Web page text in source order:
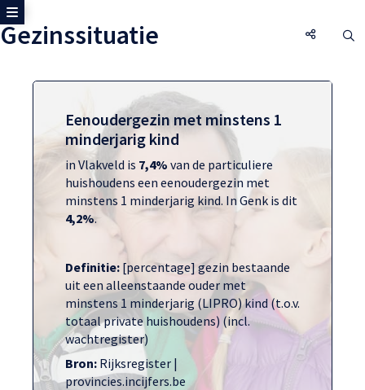
Gezinssituatie
Toon zijmenu
Eenoudergezin met minstens 1
minderjarig kind
in Vlakveld is 7,4% van de particuliere
huishoudens een eenoudergezin met
minstens 1 minderjarig kind. In Genk is dit
4,2%.
Definitie: [percentage] gezin bestaande
uit een alleenstaande ouder met
minstens 1 minderjarig (LIPRO) kind (t.o.v.
totaal private huishoudens) (incl.
wachtregister)
Bron: Rijksregister |
provincies.incijfers.be